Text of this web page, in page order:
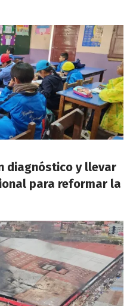
diagnóstico y llevar
para reformar la